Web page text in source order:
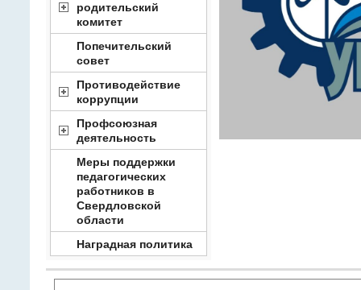
родительский
комитет
Попечительский
совет
Противодействие
коррупции
Профсоюзная
деятельность
Меры поддержки
педагогических
работников в
Свердловской
области
Наградная политика